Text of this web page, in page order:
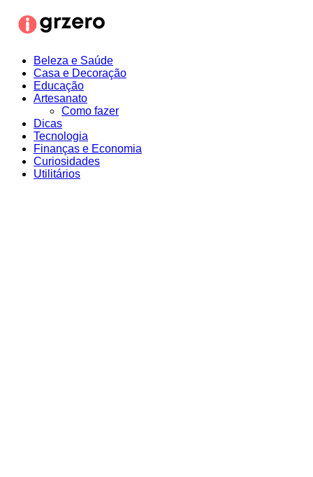
para
Beleza e Saúde
Casa e Decoração
Educação
Artesanato
Como fazer
Dicas
Tecnologia
Finanças e Economia
Curiosidades
Utilitários